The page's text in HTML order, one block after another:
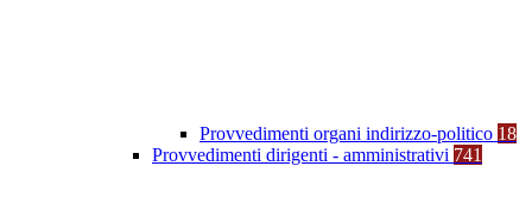
Provvedimenti organi indirizzo-politico 18
Provvedimenti dirigenti - amministrativi 741